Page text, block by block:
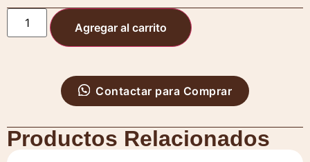
Agregar al carrito
Contactar para Comprar
Productos Relacionados